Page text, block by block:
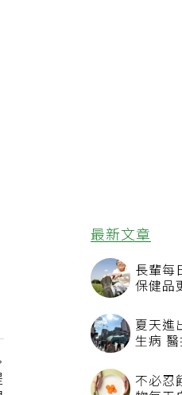
最新文章
長輩
保健品
夏天
生病
不必